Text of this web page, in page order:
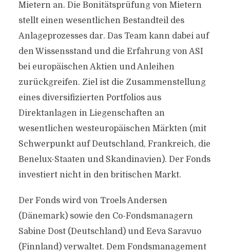
Mietern an. Die Bonitätsprüfung von Mietern
stellt einen wesentlichen Bestandteil des
Anlageprozesses dar. Das Team kann dabei auf
den Wissensstand und die Erfahrung von ASI
bei europäischen Aktien und Anleihen
zurückgreifen. Ziel ist die Zusammenstellung
eines diversifizierten Portfolios aus
Direktanlagen in Liegenschaften an
wesentlichen westeuropäischen Märkten (mit
Schwerpunkt auf Deutschland, Frankreich, die
Benelux-Staaten und Skandinavien). Der Fonds
investiert nicht in den britischen Markt.
Der Fonds wird von Troels Andersen
(Dänemark) sowie den Co-Fondsmanagern
Sabine Dost (Deutschland) und Eeva Saravuo
(Finnland) verwaltet. Dem Fondsmanagement